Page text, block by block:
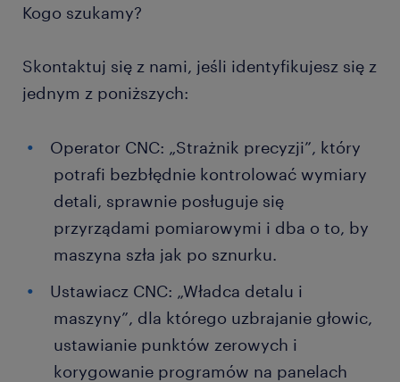
Kogo szukamy?
Skontaktuj się z nami, jeśli identyfikujesz się z
jednym z poniższych:
Operator CNC: „Strażnik precyzji”, który
potrafi bezbłędnie kontrolować wymiary
detali, sprawnie posługuje się
przyrządami pomiarowymi i dba o to, by
maszyna szła jak po sznurku.
Ustawiacz CNC: „Władca detalu i
maszyny”, dla którego uzbrajanie głowic,
ustawianie punktów zerowych i
korygowanie programów na panelach